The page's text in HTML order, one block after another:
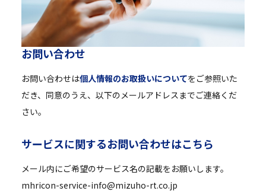
お問い合わせ
お問い合わせは個人情報のお取扱いについてをご参照いた
だき、同意のうえ、以下のメールアドレスまでご連絡くだ
さい。
サービスに関するお問い合わせはこちら
メール内にご希望のサービス名の記載をお願いします。
mhricon-service-info@mizuho-rt.co.jp